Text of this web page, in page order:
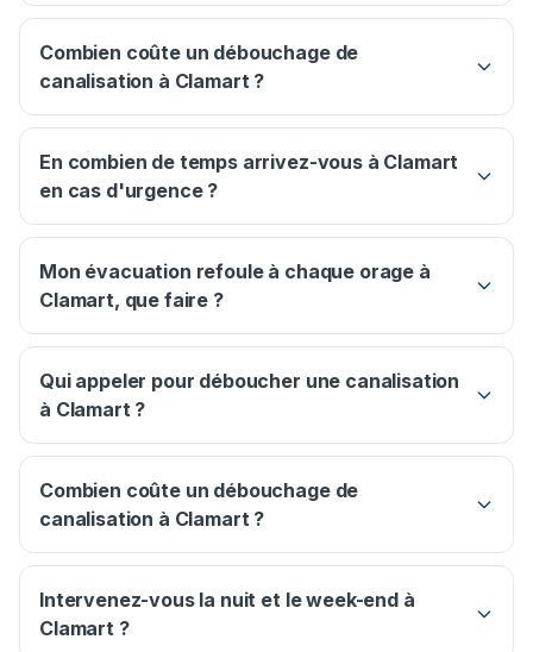
Combien coûte un débouchage de
canalisation à Clamart ?
En combien de temps arrivez-vous à Clamart
en cas d'urgence ?
Mon évacuation refoule à chaque orage à
Clamart, que faire ?
Qui appeler pour déboucher une canalisation
à Clamart ?
Combien coûte un débouchage de
canalisation à Clamart ?
Intervenez-vous la nuit et le week-end à
Clamart ?